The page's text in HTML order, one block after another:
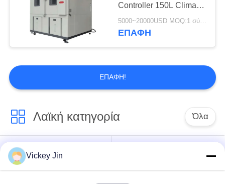
Controller 150L Climate
Test Chamber
5000~20000USD MOQ:1 σύνολο
ΕΠΑΦΉ
ΕΠΑΦΉ!
Λαϊκή κατηγορία Όλα
Αίθουσα δοκιμής
κλίματος
Vickey Jin